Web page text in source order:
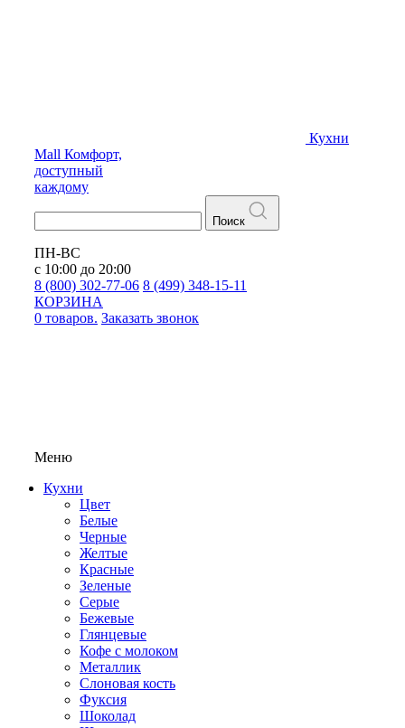
Кухни
Mall Комфорт,
доступный
каждому
Поиск
ПН-ВС
с 10:00 до 20:00
8 (800) 302-77-06 8 (499) 348-15-11
КОРЗИНА
0 товаров. Заказать звонок
Меню
Кухни
Цвет
Белые
Черные
Желтые
Красные
Зеленые
Серые
Бежевые
Глянцевые
Кофе с молоком
Металлик
Слоновая кость
Фуксия
Шоколад